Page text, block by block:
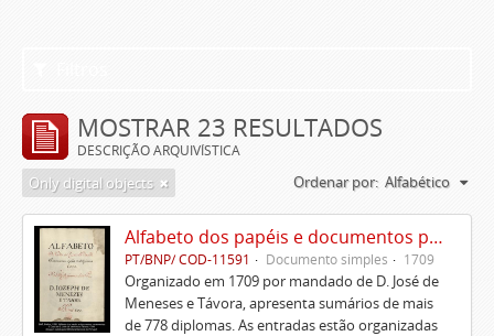
MOSTRAR 23 RESULTADOS
DESCRIÇÃO ARQUIVÍSTICA
Only digital objects Ordenar por: Alfabético
Alfabeto dos papéis e documentos pertencentes à Casa de D. José de Meneses e Távora
PT/BNP/ COD-11591 Documento simples 1709
Organizado em 1709 por mandado de D. José de
Meneses e Távora, apresenta sumários de mais
de 778 diplomas. As entradas estão organizadas